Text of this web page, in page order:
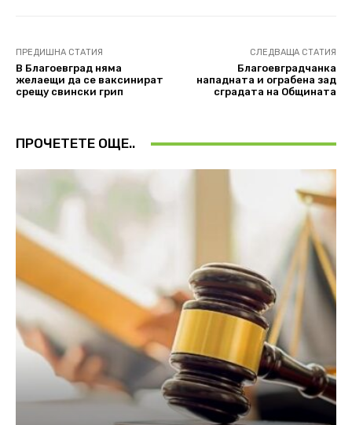
ПРЕДИШНА СТАТИЯ
В Благоевград няма
желаещи да се ваксинират
срещу свински грип
СЛЕДВАЩА СТАТИЯ
Благоевградчанка
нападната и ограбена зад
сградата на Общината
ПРОЧЕТЕТЕ ОЩЕ..